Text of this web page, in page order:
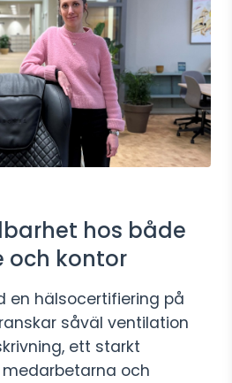
hos både
och kontor
en hälsocertifiering på
såväl ventilation
ett starkt
och